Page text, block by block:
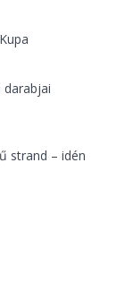
darabjai
strand – idén